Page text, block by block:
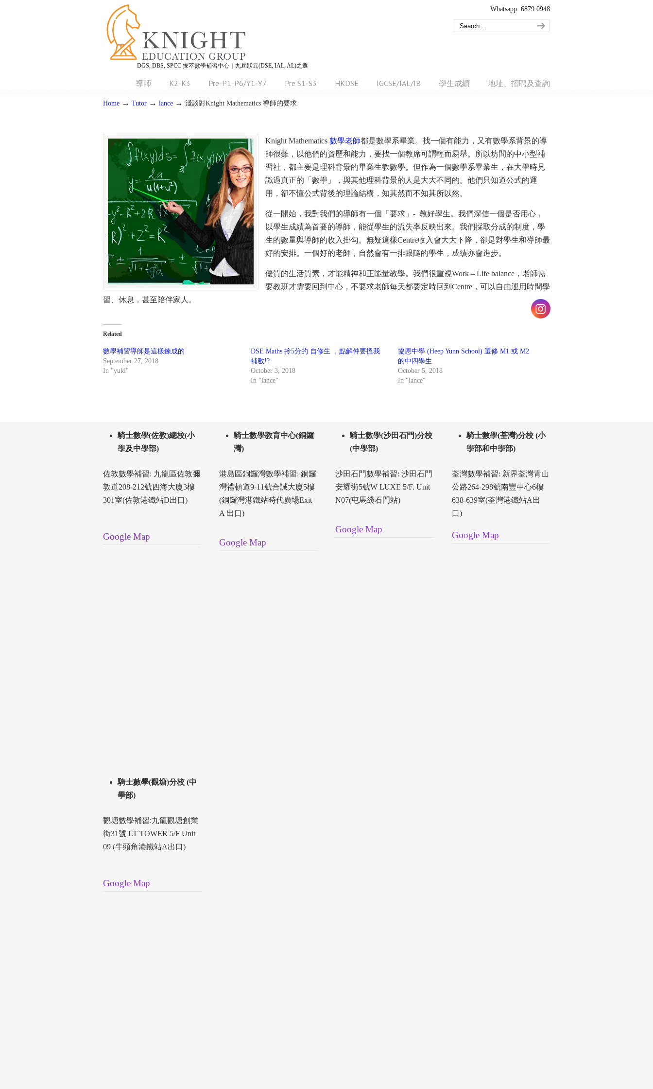
DGS, DBS, SPCC 拔萃數學補習中心｜九屆狀元(DSE, IAL, AL)之選
Whatsapp: 6879 0948
導師 K2-K3 Pre-P1-P6/Y1-Y7 Pre S1-S3 HKDSE IGCSE/IAL/IB 學生成績 地址、招聘及查詢
Home → Tutor → lance → 淺談對Knight Mathematics 導師的要求
Knight Mathematics 數學老師都是數學系畢業。找一個有能力，又有數學系背景的導
師很難，以他們的資歷和能力，要找一個教席可謂輕而易舉。所以坊間的中小型補
習社，都主要是理科背景的畢業生教數學。但作為一個數學系畢業生，在大學時見
識過真正的「數學」，與其他理科背景的人是大大不同的。他們只知道公式的運
用，卻不懂公式背後的理論結構，知其然而不知其所以然。
從一開始，我對我們的導師有一個「要求」- 教好學生。我們深信一個是否用心，
以學生成績為首要的導師，能從學生的流失率反映出來。我們採取分成的制度，學
生的數量與導師的收入掛勾。無疑這樣Centre收入會大大下降，卻是對學生和導師最
好的安排。一個好的老師，自然會有一排跟隨的學生，成績亦會進步。
優質的生活質素，才能精神和正能量教學。我們很重視Work – Life balance，老師需
要教班才需要回到中心，不要求老師每天都要定時回到Centre，可以自由運用時間學
習、休息，甚至陪伴家人。
Related
數學補習導師是這樣鍊成的
September 27, 2018
In "yuki"
DSE Maths 拎5分的 自修生 ，點解仲要搵我
補數!?
October 3, 2018
In "lance"
協恩中學 (Heep Yunn School) 選修 M1 或 M2
的中四學生
October 5, 2018
In "lance"
騎士數學(佐敦)總校(小
學及中學部)
佐敦數學補習: 九龍區佐敦彌
敦道208-212號四海大廈3樓
301室(佐敦港鐵站D出口)
Google Map
騎士數學(觀塘)分校 (中
學部)
觀塘數學補習:九龍觀塘創業
街31號 LT TOWER 5/F Unit
09 (牛頭角港鐵站A出口)
Google Map
騎士數學教育中心(銅鑼
灣)
港島區銅鑼灣數學補習: 銅鑼
灣禮頓道9-11號合誠大廈5樓
(銅鑼灣港鐵站時代廣場Exit
A 出口)
Google Map
騎士數學(沙田石門)分校
(中學部)
沙田石門數學補習: 沙田石門
安耀街5號W LUXE 5/F. Unit
N07(屯馬綫石門站)
Google Map
騎士數學(荃灣)分校 (小
學部和中學部)
荃灣數學補習: 新界荃灣青山
公路264-298號南豐中心6樓
638-639室(荃灣港鐵站A出
口)
Google Map